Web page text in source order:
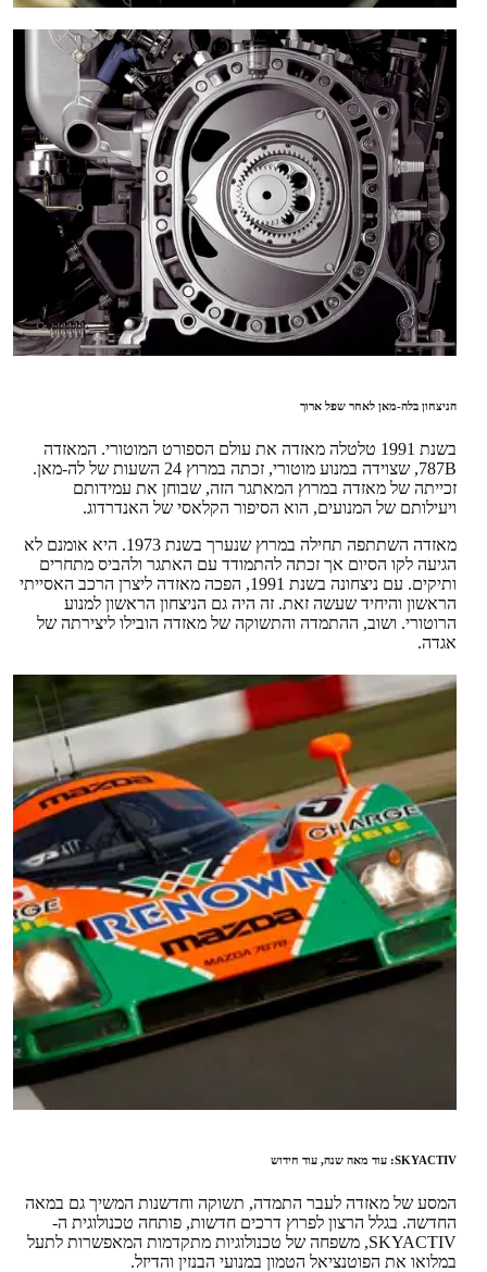
הניצחון בלה-מאן לאחר שפל ארוך
בשנת 1991 טלטלה מאזדה את עולם הספורט המוטורי. המאזדה
787B, שצוידה במנוע מוטורי, זכתה במרוץ 24 השעות של לה-מאן.
זכייתה של מאזדה במרוץ המאתגר הזה, שבוחן את עמידותם
ויעילותם של המנועים, הוא הסיפור הקלאסי של האנדרדוג.
מאזדה השתתפה תחילה במרוץ שנערך בשנת 1973. היא אומנם לא
הגיעה לקו הסיום אך זכתה להתמודד עם האתגר ולהביס מתחרים
ותיקים. עם ניצחונה בשנת 1991, הפכה מאזדה ליצרן הרכב האסייתי
הראשון והיחיד שעשה זאת. זה היה גם הניצחון הראשון למנוע
הרוטורי. ושוב, ההתמדה והתשוקה של מאזדה הובילו ליצירתה של
אגדה.
SKYACTIV: עוד מאה שנה, עוד חידוש
המסע של מאזדה לעבר התמדה, תשוקה וחדשנות המשיך גם במאה
החדשה. בגלל הרצון לפרוץ דרכים חדשות, פותחה טכנולוגית ה-
SKYACTIV, משפחה של טכנולוגיות מתקדמות המאפשרות לתעל
במלואו את הפוטנציאל הטמון במנועי הבנזין והדיזל.